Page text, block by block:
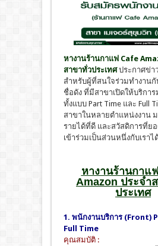
หางานร้านกาแฟ Cafe
สาขาทั่วประเทศประกาศข่า
สำหรับผู้ที่สนใจร่วมทำงาน
ชื่อดัง ที่มีสาขาเปิดให้บริกา
ทั้งแบบ Part Time และ Full
สาขาในหลายตำแหน่งงาน
รายได้ที่ดี และสวัสดิการที่ย
เข้าร่วมเป็นส่วนหนึ่งกับเราไ
หางานร้านกาแ
Amazon ประจำ
ประเทศ
1. พนักงานบริการ (Front)
Full Time
คุณสมบัติ :